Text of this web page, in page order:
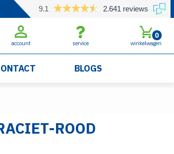
9.1 2.641 reviews
account service winkelwagen
0
BLOGS
ROOD